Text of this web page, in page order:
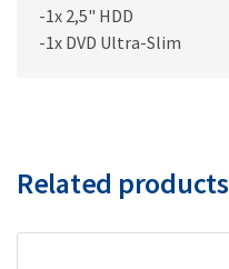
-1x 2,5" HDD
-1x DVD Ultra-Slim
Related products